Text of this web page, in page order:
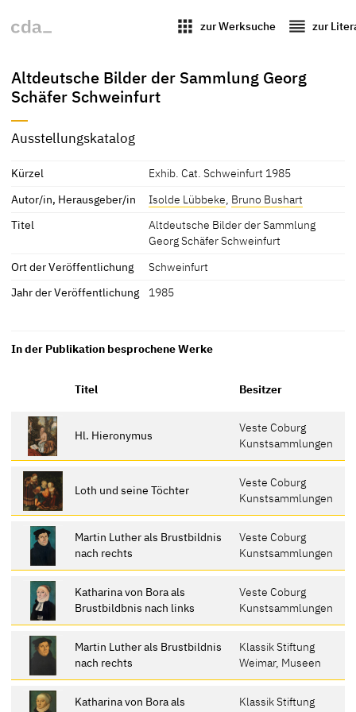
apps zur Werksuche reorder zur
Altdeutsche Bilder der Sammlung Georg
Schäfer Schweinfurt
Ausstellungskatalog
Kürzel
Exhib. Cat. Schweinfurt 1985
Autor/in, Herausgeber/in
Isolde Lübbeke, Bruno Bushart
Titel
Altdeutsche Bilder der Sammlung
Georg Schäfer Schweinfurt
Ort der Veröffentlichung
Schweinfurt
Jahr der Veröffentlichung
1985
In der Publikation besprochene Werke
Titel Besitzer
Hl. Hieronymus
Veste Coburg
Kunstsammlungen
Loth und seine Töchter
Veste Coburg
Kunstsammlungen
Martin Luther als Brustbildnis
nach rechts
Veste Coburg
Kunstsammlungen
Katharina von Bora als
Brustbildbnis nach links
Veste Coburg
Kunstsammlungen
Martin Luther als Brustbildnis
nach rechts
Klassik Stiftung
Weimar, Museen
Katharina von Bora als
Klassik Stiftung